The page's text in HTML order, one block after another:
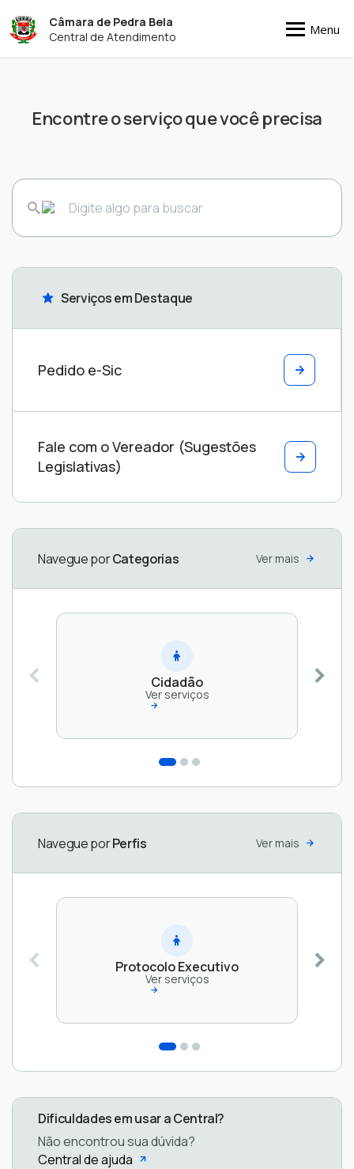
Câmara de Pedra Bela
Central de Atendimento
Menu
Encontre o serviço que você precisa
Serviços em Destaque
Pedido e-Sic
Fale com o Vereador (Sugestões
Legislativas)
Navegue porCategorias Ver mais
Cidadão
Ver serviços
SIC
Ver
serviços
MUNICIPAL
Ver
serviços
Navegue porPerfis Ver mais
Protocolo Executivo
Ver serviços
Servidor
Vereador
Dificuldades em usar a Central?
Não encontrou sua dúvida?
Central de ajuda